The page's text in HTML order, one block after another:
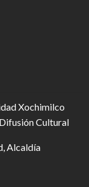
Xochimilco
Cultural
Alcaldía